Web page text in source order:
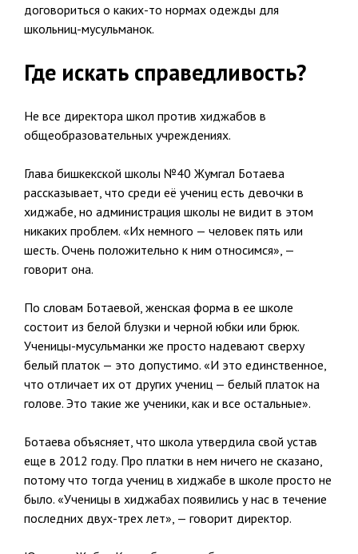
договориться о каких-то нормах одежды для
школьниц-мусульманок.
Где искать справедливость?
Не все директора школ против хиджабов в
общеобразовательных учреждениях.
Глава бишкекской школы №40 Жумгал Ботаева
рассказывает, что среди её учениц есть девочки в
хиджабе, но администрация школы не видит в этом
никаких проблем. «Их немного — человек пять или
шесть. Очень положительно к ним относимся», —
говорит она.
По словам Ботаевой, женская форма в ее школе
состоит из белой блузки и черной юбки или брюк.
Ученицы-мусульманки же просто надевают сверху
белый платок — это допустимо. «И это единственное,
что отличает их от других учениц — белый платок на
голове. Это такие же ученики, как и все остальные».
Ботаева объясняет, что школа утвердила свой устав
еще в 2012 году. Про платки в нем ничего не сказано,
потому что тогда учениц в хиджабе в школе просто не
было. «Ученицы в хиджабах появились у нас в течение
последних двух-трех лет», — говорит директор.